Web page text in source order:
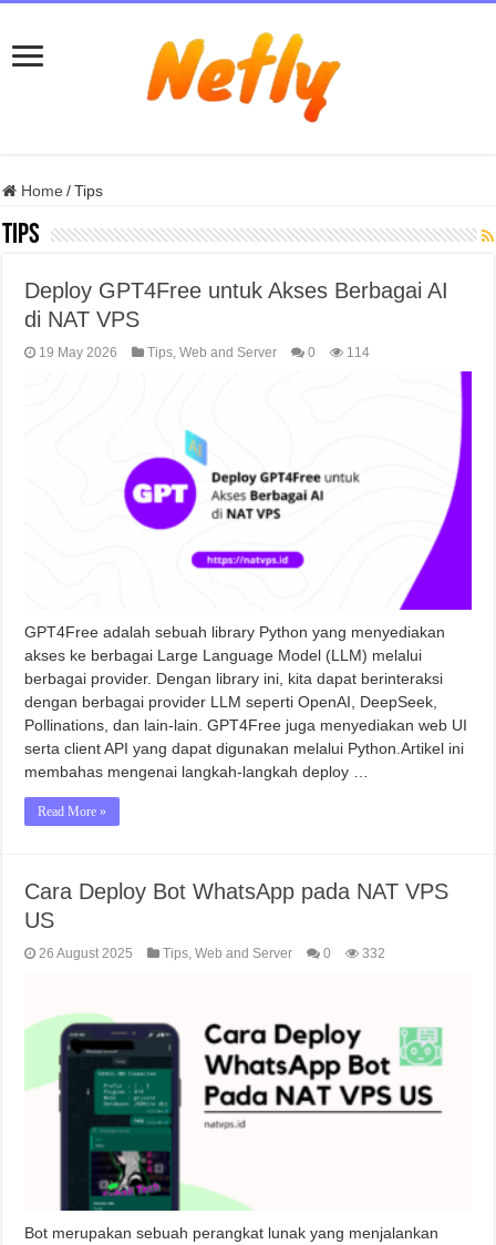
Home / Tips
Tips
Deploy GPT4Free untuk Akses Berbagai AI
di NAT VPS
19 May 2026 Tips,Web and Server 0 114
GPT4Free adalah sebuah library Python yang menyediakan
akses ke berbagai Large Language Model (LLM) melalui
berbagai provider. Dengan library ini, kita dapat berinteraksi
dengan berbagai provider LLM seperti OpenAI, DeepSeek,
Pollinations, dan lain-lain. GPT4Free juga menyediakan web UI
serta client API yang dapat digunakan melalui Python.Artikel ini
membahas mengenai langkah-langkah deploy …
Read More »
Cara Deploy Bot WhatsApp pada NAT VPS
US
26 August 2025 Tips ,Web and Server 0 332
Bot merupakan sebuah perangkat lunak yang menjalankan